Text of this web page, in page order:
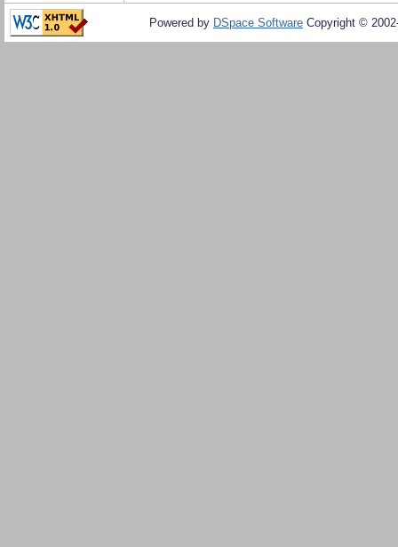
Powered by DSpace Software Copyright ©